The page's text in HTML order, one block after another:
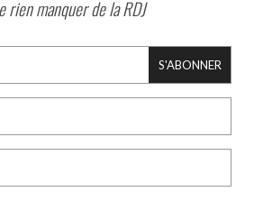
rien manquer de la RDJ
S'ABONNER